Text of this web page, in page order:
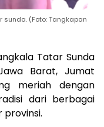
(Foto: Tangkapan
Tatar Sunda
Barat, Jumat
meriah dengan
dari berbagai
provinsi.